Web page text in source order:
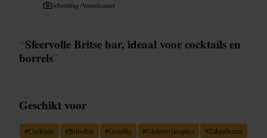
Afbeelding /VenueScanner
“Sfeervolle Britse bar, ideaal voor cocktails en
borrels”
Geschikt voor
#Cocktails #Britsebar #Gezellig #Glutenvrijeopties #Zakenborrel